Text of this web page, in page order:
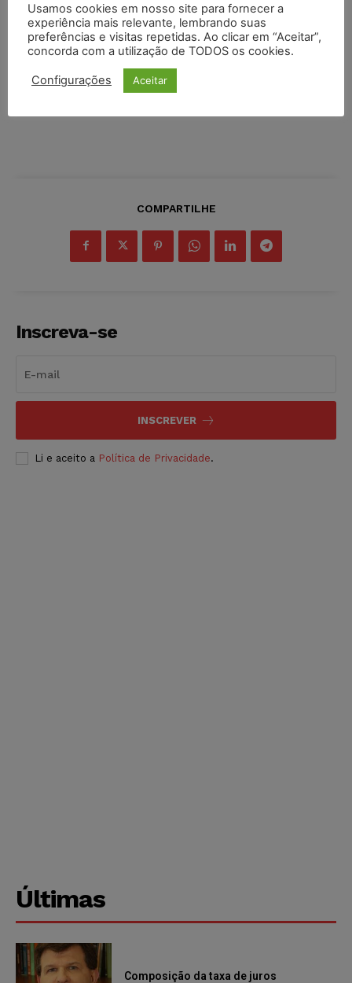
COMPARTILHE
Inscreva-se
INSCREVER
Li e aceito a Política de Privacidade.
Últimas
Composição da taxa de juros
Usamos cookies em nosso site para fornecer a
experiência mais relevante, lembrando suas
preferências e visitas repetidas. Ao clicar em “Aceitar”,
concorda com a utilização de TODOS os cookies.
Configurações Aceitar